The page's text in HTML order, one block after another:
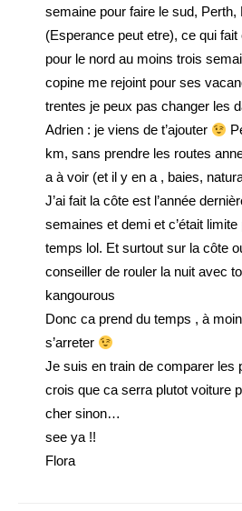
semaine pour faire le sud, Perth,
(Esperance peut etre), ce qui
pour le nord au moins trois
copine me rejoint pour ses
trentes je peux pas changer les
Adrien : je viens de t’ajouter
km, sans prendre les routes
a à voir (et il y en a , baies,
J’ai fait la côte est l’année
semaines et demi et c’était
temps lol. Et surtout sur la côte
conseiller de rouler la nuit avec
kangourous
Donc ca prend du temps , à
s’arreter
Je suis en train de comparer les
crois que ca serra plutot voiture
cher sinon…
see ya !!
Flora